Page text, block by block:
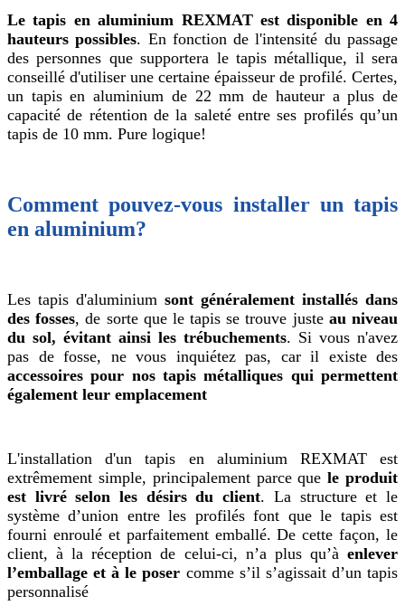
Le tapis en aluminium REXMAT est disponible en 4
hauteurs possibles. En fonction de l'intensité du passage
des personnes que supportera le tapis métallique, il sera
conseillé d'utiliser une certaine épaisseur de profilé. Certes,
un tapis en aluminium de 22 mm de hauteur a plus de
capacité de rétention de la saleté entre ses profilés qu’un
tapis de 10 mm. Pure logique!
Comment pouvez-vous installer un tapis
en aluminium?
Les tapis d'aluminium sont généralement installés dans
des fosses, de sorte que le tapis se trouve juste au niveau
du sol, évitant ainsi les trébuchements. Si vous n'avez
pas de fosse, ne vous inquiétez pas, car il existe des
accessoires pour nos tapis métalliques qui permettent
également leur emplacement
L'installation d'un tapis en aluminium REXMAT est
extrêmement simple, principalement parce quele produit
est livré selon les désirs du client. La structure et le
système d’union entre les profilés font que le tapis est
fourni enroulé et parfaitement emballé. De cette façon, le
client, à la réception de celui-ci, n’a plus qu’à enlever
l’emballage et à le poser comme s’il s’agissait d’un tapis
personnalisé